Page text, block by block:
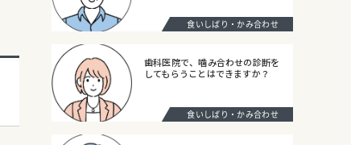
食いしばり・かみ合わせ
歯科医院で、噛み合わせの診断を
してもらうことはできますか？
食いしばり・かみ合わせ